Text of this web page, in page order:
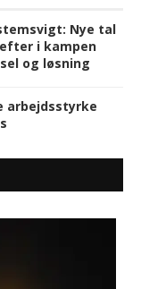
Nye tal
i kampen
og løsning
arbejdsstyrke